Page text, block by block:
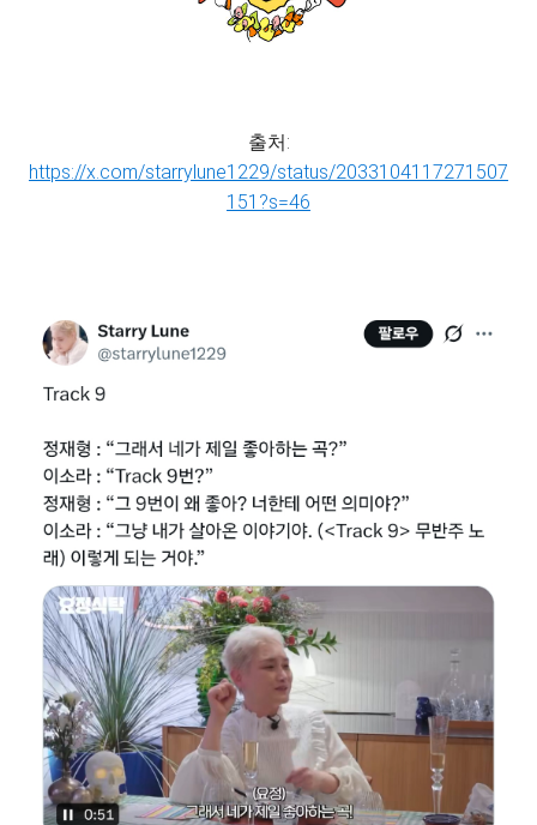
출처:
https://x.com/starrylune1229/status/2033104117271507
151?s=46